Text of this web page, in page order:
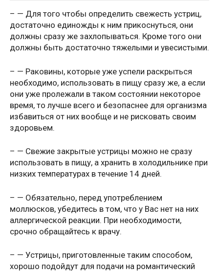
– — Для того чтобы определить свежесть устриц,
достаточно единожды к ним прикоснуться, они
должны сразу же захлопываться. Кроме того они
должны быть достаточно тяжелыми и увесистыми.
– — Раковины, которые уже успели раскрыться
необходимо, использовать в пищу сразу же, а если
они уже пролежали в таком состоянии некоторое
время, то лучше всего и безопаснее для организма
избавиться от них вообще и не рисковать своим
здоровьем.
– — Свежие закрытые устрицы можно не сразу
использовать в пищу, а хранить в холодильнике при
низких температурах в течение 14 дней.
– — Обязательно, перед употреблением
моллюсков, убедитесь в том, что у Вас нет на них
аллергической реакции. При необходимости,
срочно обращайтесь к врачу.
– — Устрицы, приготовленные таким способом,
хорошо подойдут для подачи на романтический